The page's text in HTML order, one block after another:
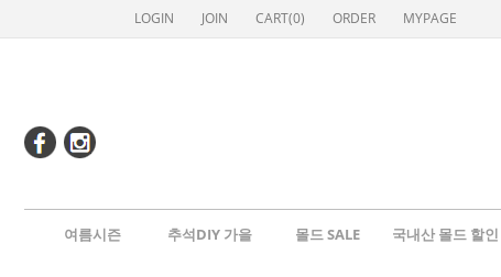
LOGIN JOIN CART(0) ORDER MYPAGE
여름시즌 추석DIY 가을 몰드 SALE 국내산 몰드 할인